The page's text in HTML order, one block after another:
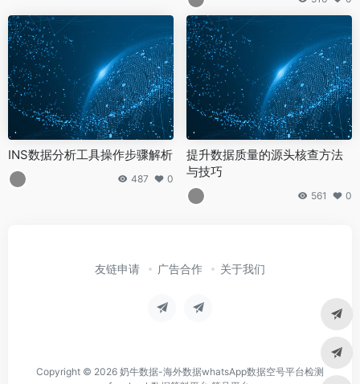
INS数据分析工具操作步骤解析
487 0
提升数据质量的源头核查方法
与技巧
561 0
友链申请 广告合作 关于我们
Copyright © 2026 奶牛数据-海外数据whatsApp数据空号平台检测